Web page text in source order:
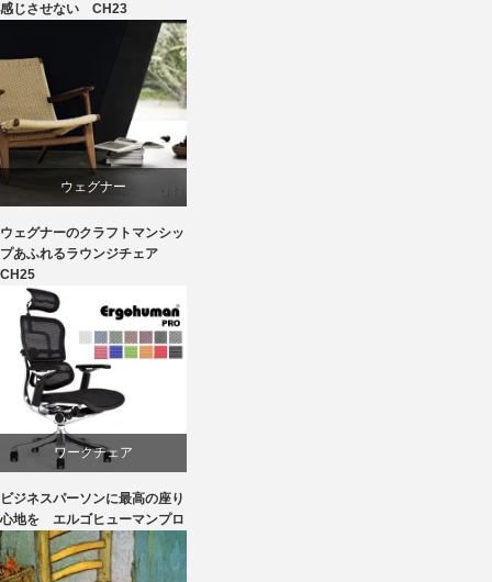
カール・ハンセン＆サン
ダイニング
椅子
感じさせない CH23
ウェグナー
オーク
カール・ハンセン＆サン
パーソナルチェア
ウェグナーのクラフトマンシッ
プあふれるラウンジチェア
CH25
ワークチェア
回転椅子
椅子
ビジネスパーソンに最高の座り
心地を エルゴヒューマンプロ